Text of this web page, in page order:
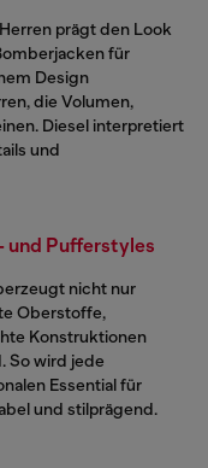
prägt den Look
für
Design
die Volumen,
Diesel interpretiert
und
und Pufferstyles
nicht nur
Oberstoffe,
Konstruktionen
So wird jede
Essential für
und stilprägend.